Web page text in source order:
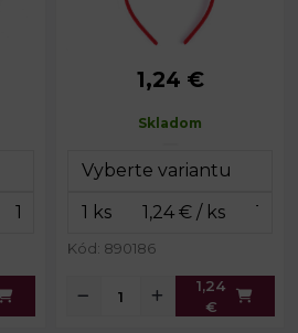
Obvod čelenky:
1,24 €
Skladom
Kód: 890186
1,24
€